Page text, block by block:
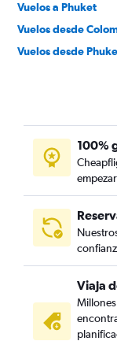
Vuelos a Phuket
Vuelos desde
Vuelos desde
100%
Viaja